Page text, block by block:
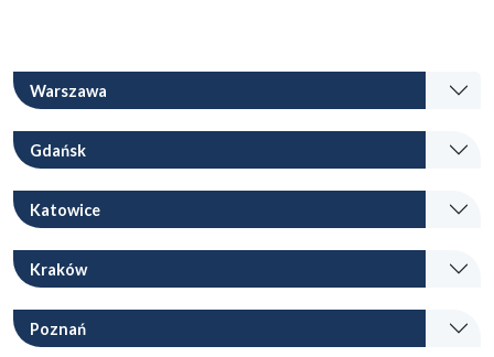
Warszawa
Gdańsk
Katowice
Kraków
Poznań